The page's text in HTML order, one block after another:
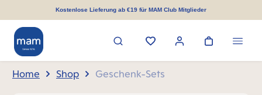
springenKostenlose Lieferung ab €19 für MAM Club Mitglieder
Home Shop Geschenk-Sets